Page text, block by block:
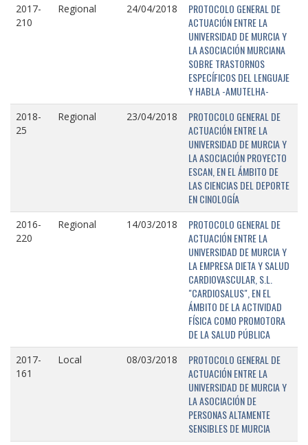
2017-
210
Regional 24/04/2018
PROTOCOLO GENERAL DE
ACTUACIÓN ENTRE LA
UNIVERSIDAD DE MURCIA Y
LA ASOCIACIÓN MURCIANA
SOBRE TRASTORNOS
ESPECÍFICOS DEL LENGUAJE
Y HABLA -AMUTELHA-
2018-
25
Regional 23/04/2018
PROTOCOLO GENERAL DE
ACTUACIÓN ENTRE LA
UNIVERSIDAD DE MURCIA Y
LA ASOCIACIÓN PROYECTO
ESCAN, EN EL ÁMBITO DE
LAS CIENCIAS DEL DEPORTE
EN CINOLOGÍA
2016-
220
Regional 14/03/2018
PROTOCOLO GENERAL DE
ACTUACIÓN ENTRE LA
UNIVERSIDAD DE MURCIA Y
LA EMPRESA DIETA Y SALUD
CARDIOVASCULAR, S.L.
"CARDIOSALUS", EN EL
ÁMBITO DE LA ACTIVIDAD
FÍSICA COMO PROMOTORA
DE LA SALUD PÚBLICA
2017-
161
Local 08/03/2018
PROTOCOLO GENERAL DE
ACTUACIÓN ENTRE LA
UNIVERSIDAD DE MURCIA Y
LA ASOCIACIÓN DE
PERSONAS ALTAMENTE
SENSIBLES DE MURCIA